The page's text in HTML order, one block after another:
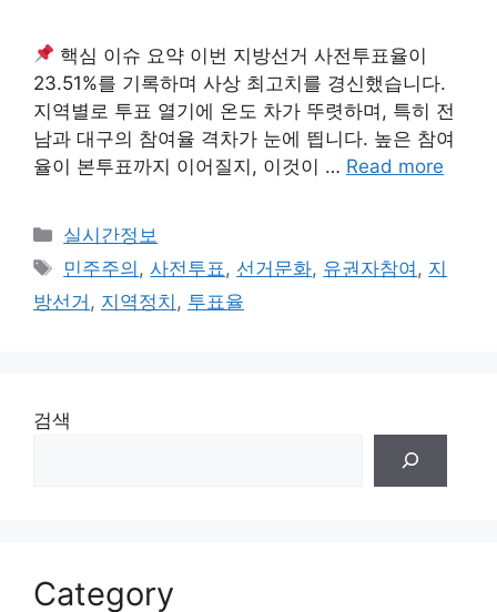
핵심 이슈 요약 이번 지방선거 사전투표율이
23.51%를 기록하며 사상 최고치를 경신했습니다.
지역별로 투표 열기에 온도 차가 뚜렷하며, 특히 전
남과 대구의 참여율 격차가 눈에 띕니다. 높은 참여
율이 본투표까지 이어질지, 이것이 … Read more
Categories
실시간정보
Tags
민주주의 ,사전투표 , 선거문화, 유권자참여 , 지
방선거 , 지역정치 , 투표율
검색
Category